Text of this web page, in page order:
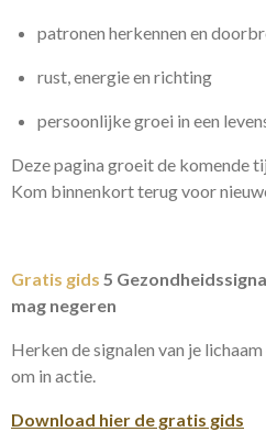
patronen herkennen en
rust, energie en richting
persoonlijke groei in een
Deze pagina groeit de komende
Kom binnenkort terug voor
Gratis gids 5
mag negeren
Herken de signalen van je
om in actie.
Download hier de gratis gids